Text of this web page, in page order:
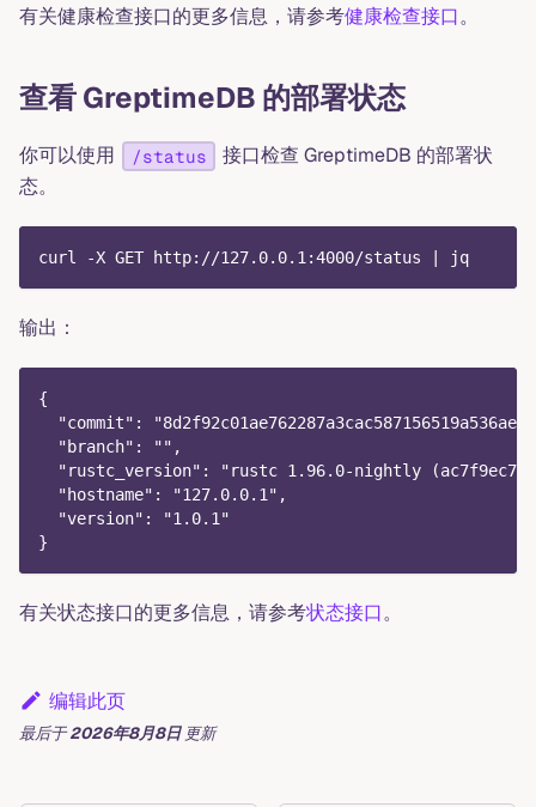
有关健康检查接口的更多信息，请参考健康检查接口。
查看 GreptimeDB 的部署状态
你可以使用 /status
接口检查 GreptimeDB 的部署状
态。
curl -X GET http://127.0.0.1:4000/status | jq
输出：
{
"commit":
  "branch": "",
"rustc_version": "rustc 1.96.0-nightly (ac7f9ec7d
  "hostname": "127.0.0.1",
  "version": "1.0.1"
}
有关状态接口的更多信息，请参考状态接口。
编辑此页
最后于2026年8月8日 更新